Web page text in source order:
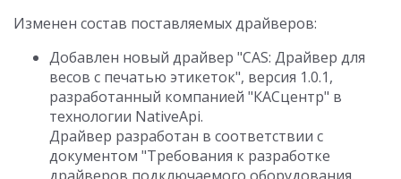
Изменен состав поставляемых драйверов:
Добавлен новый драйвер "CAS: Драйвер для
весов с печатью этикеток", версия 1.0.1,
разработанный компанией "КАСцентр" в
технологии NativeApi.
Драйвер разработан в соответствии с
документом "Требования к разработке